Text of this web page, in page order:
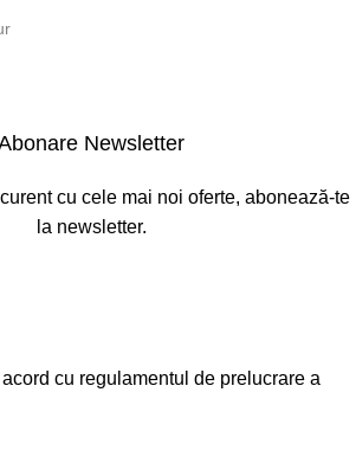
Newsletter
cu cele mai noi oferte, abonează-te
la newsletter.
cu regulamentul de prelucrare a